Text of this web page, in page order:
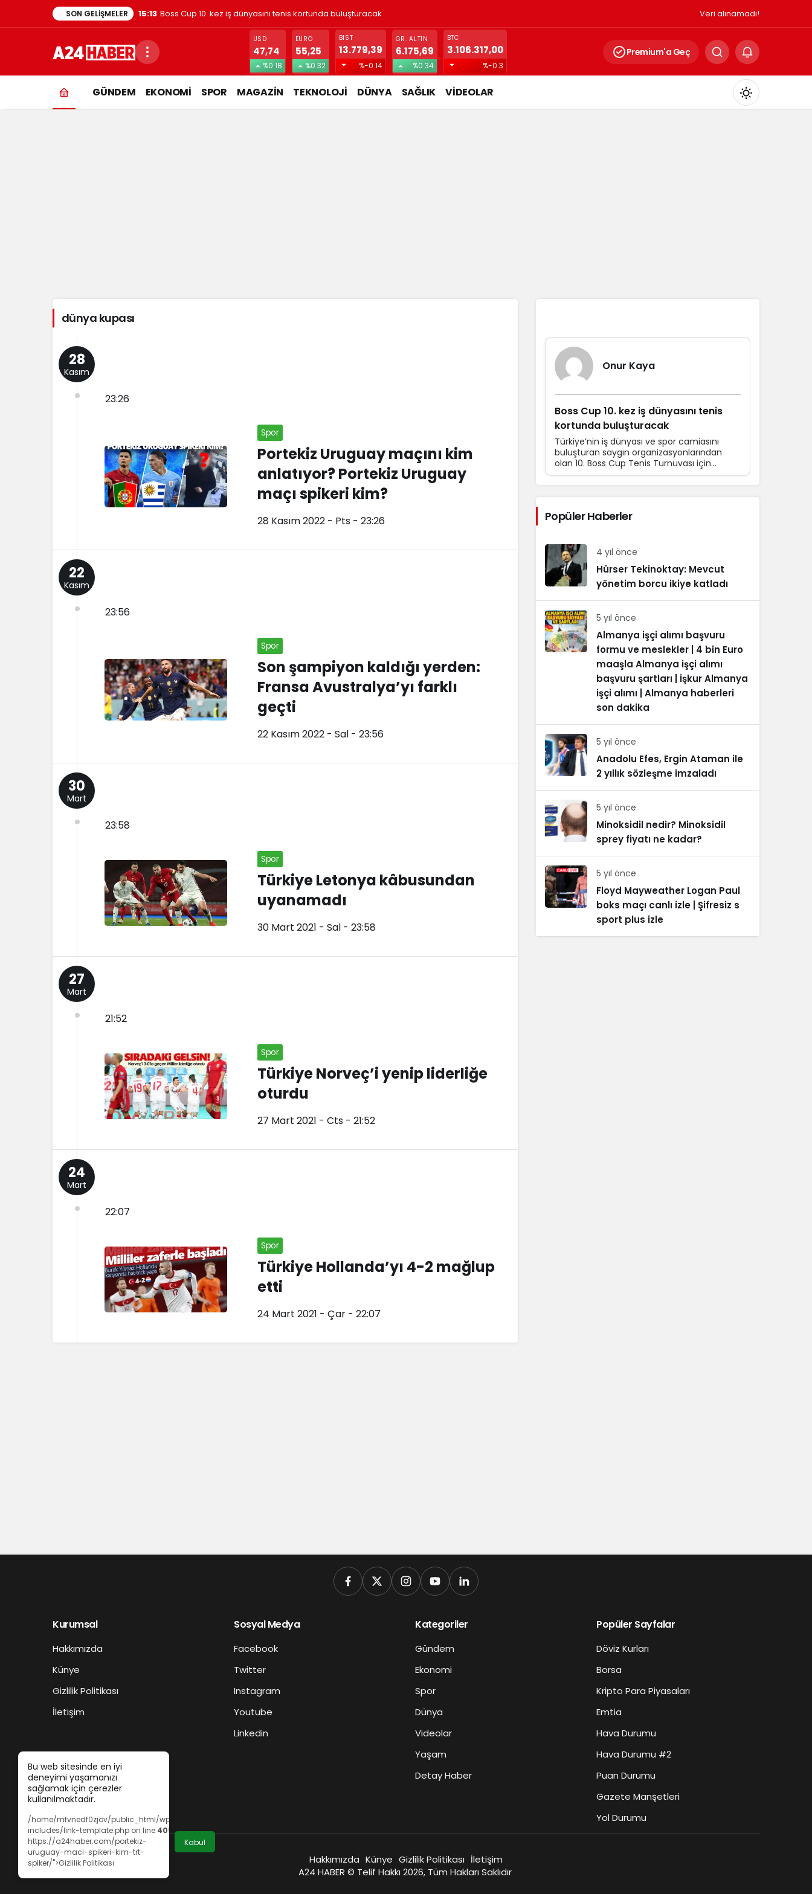
SON GELIŞMELER 15:13 Boss Cup 10. kez iş dünyasını tenis kortunda buluşturacak Veri alınamadı!
dünya
kupası
USD
47,74
%0.18
EURO
55,25
%0.32
BIST
13.779,39
%-0.14
GR. ALTIN
6.175,69
%0.34
BTC
3.106.317,00
%-0.3
Premium'a Geç
GÜNDEM EKONOMİ SPOR MAGAZİN TEKNOLOJİ DÜNYA SAĞLIK VİDEOLAR
Mod
dünya kupası
28
Kasım
23:26
Spor
Portekiz Uruguay maçını kim
anlatıyor? Portekiz Uruguay
maçı spikeri kim?
28 Kasım 2022 - Pts - 23:26
22
Kasım
23:56
Spor
Son şampiyon kaldığı yerden:
Fransa Avustralya’yı farklı
geçti
22 Kasım 2022 - Sal - 23:56
30
Mart
23:58
Spor
Türkiye Letonya kâbusundan
uyanamadı
30 Mart 2021 - Sal - 23:58
27
Mart
21:52
Spor
Türkiye Norveç’i yenip liderliğe
oturdu
27 Mart 2021 - Cts - 21:52
24
Mart
22:07
Spor
Türkiye Hollanda’yı 4-2 mağlup
etti
24 Mart 2021 - Çar - 22:07
Onur Kaya
Boss Cup 10. kez iş dünyasını tenis
kortunda buluşturacak
Türkiye’nin iş dünyası ve spor camiasını
buluşturan saygın organizasyonlarından
olan 10. Boss Cup Tenis Turnuvası için
hazırlıklar devam ediyor. 16-21 Haziran
Popüler Haberler
4 yıl önce
Hürser Tekinoktay: Mevcut
yönetim borcu ikiye katladı
5 yıl önce
Almanya işçi alımı başvuru
formu ve meslekler | 4 bin Euro
maaşla Almanya işçi alımı
başvuru şartları | İşkur Almanya
işçi alımı | Almanya haberleri
son dakika
5 yıl önce
Anadolu Efes, Ergin Ataman ile
2 yıllık sözleşme imzaladı
5 yıl önce
Minoksidil nedir? Minoksidil
sprey fiyatı ne kadar?
5 yıl önce
Floyd Mayweather Logan Paul
boks maçı canlı izle | Şifresiz s
sport plus izle
Bu web sitesinde en iyi
deneyimi yaşamanızı
sağlamak için çerezler
kullanılmaktadır.
/home/mfvnedf0zjov/public_html/wp-
includes/link-template.php on line 409
https://a24haber.com/portekiz-
uruguay-maci-spikeri-kim-trt-
spiker/">Gizlilik Politikası
Kabul
Kurumsal
Hakkımızda
Künye
Gizlilik Politikası
İletişim
Sosyal Medya
Facebook
Twitter
Instagram
Youtube
Linkedin
Kategoriler
Gündem
Ekonomi
Spor
Dünya
Videolar
Yaşam
Detay Haber
Popüler Sayfalar
Döviz Kurları
Borsa
Kripto Para Piyasaları
Emtia
Hava Durumu
Hava Durumu #2
Puan Durumu
Gazete Manşetleri
Yol Durumu
Hakkımızda Künye Gizlilik Politikası İletişim
A24 HABER © Telif Hakkı 2026, Tüm Hakları Saklıdır